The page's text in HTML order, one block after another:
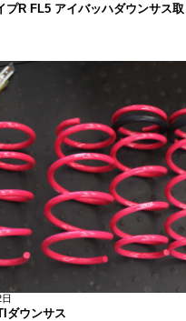
プR FL5 アイバッハダウンサス
ダウンサス